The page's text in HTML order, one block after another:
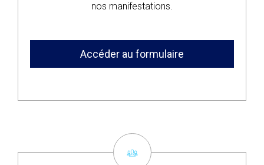
nos manifestations.
Accéder au formulaire